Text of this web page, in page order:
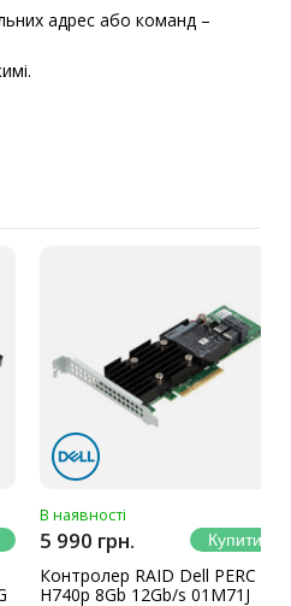
адрес або команд –
В наявності
5 990 грн.
Контролер RAID Dell PERC
H740p 8Gb 12Gb/s 01M71J